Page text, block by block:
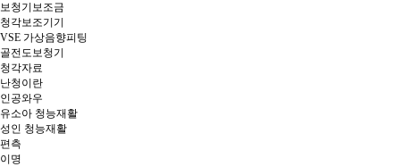
보청기보조금
청각보조기기
VSE 가상음향피팅
골전도보청기
청각자료
난청이란
인공와우
유소아 청능재활
성인 청능재활
편측
이명